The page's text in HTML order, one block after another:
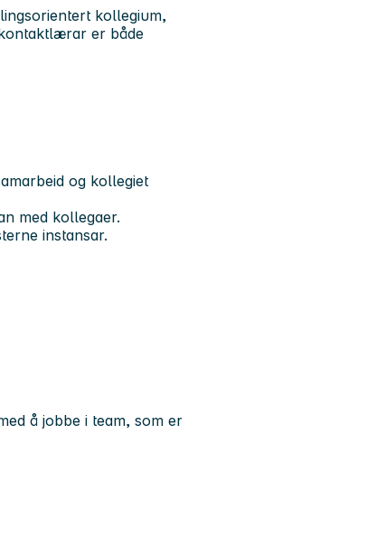
kollegium,
er både
og kollegiet
med kollegaer.
instansar.
å jobbe i team, som er